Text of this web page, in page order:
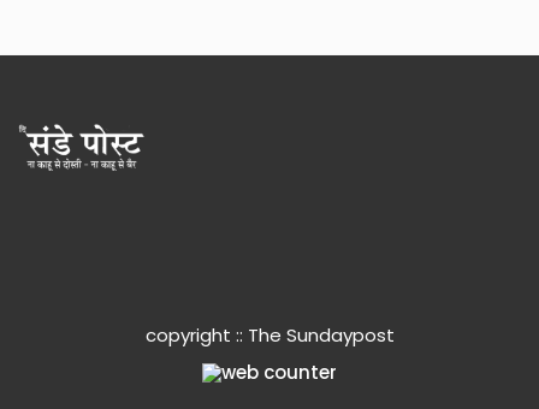
copyright :: The Sundaypost